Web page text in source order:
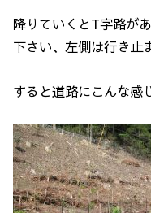
降りていくとT字路が
下さい、左側は行き止
すると道路にこんな感